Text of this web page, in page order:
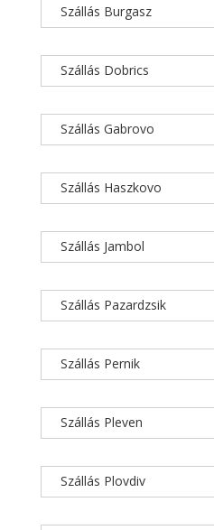
Szállás Burgasz
Szállás Dobrics
Szállás Gabrovo
Szállás Haszkovo
Szállás Jambol
Szállás Pazardzsik
Szállás Pernik
Szállás Pleven
Szállás Plovdiv